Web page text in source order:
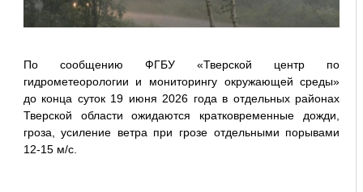
По сообщению ФГБУ «Тверской центр по
гидрометеорологии и мониторингу окружающей среды»
до конца суток 19 июня 2026 года в отдельных районах
Тверской области ожидаются кратковременные дожди,
гроза, усиление ветра при грозе отдельными порывами
12-15 м/с.